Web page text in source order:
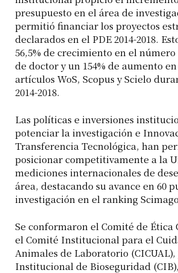
presupuesto en el área de
permitió financiar los proyectos
declarados en el PDE 2014-2018.
56,5% de crecimiento en el número
de doctor y un 154% de aumento
artículos WoS, Scopus y Scielo
2014-2018.
Las políticas e inversiones
potenciar la investigación e
Transferencia Tecnológica, han
posicionar competitivamente a la
mediciones internacionales de
área, destacando su avance en 60
investigación en el ranking
Se conformaron el Comité de Ética
el Comité Institucional para el
Animales de Laboratorio (CICUAL),
Institucional de Bioseguridad